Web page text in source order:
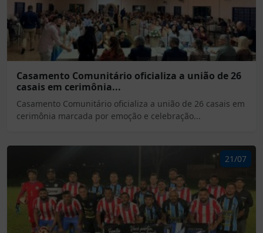
Casamento Comunitário oficializa a união de 26
casais em cerimônia...
Casamento Comunitário oficializa a união de 26 casais em
cerimônia marcada por emoção e celebração...
21/07